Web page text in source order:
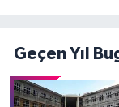
Geçen Yıl